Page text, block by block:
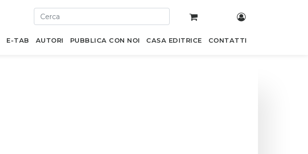
E-TAB AUTORI PUBBLICA CON NOI CASA EDITRICE CONTATTI